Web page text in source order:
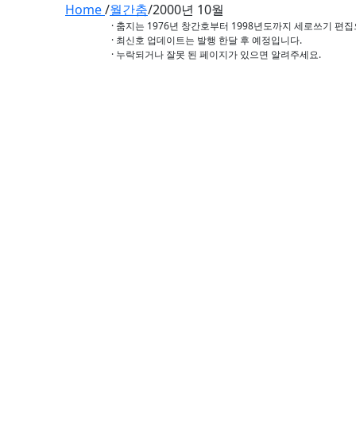
Home/월간춤/2000년 10월
· 춤지는 1976년 창간호부터 1998년도까지 세로쓰기 편
· 최신호 업데이트는 발행 한달 후 예정입니다.
· 누락되거나 잘못 된 페이지가 있으면 알려주세요.